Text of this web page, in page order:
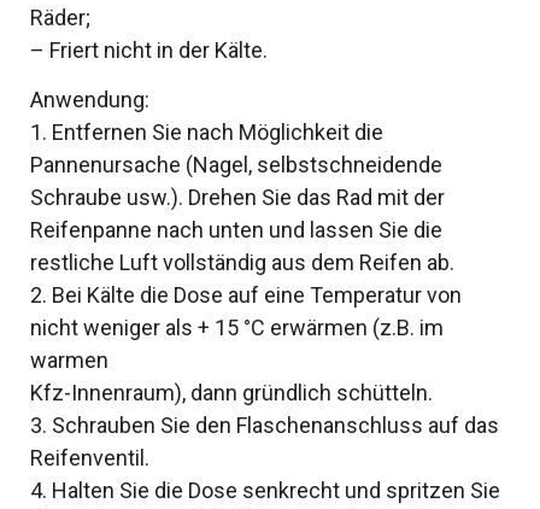
Räder;
– Friert nicht in der Kälte.
Anwendung:
1. Entfernen Sie nach Möglichkeit die
Pannenursache (Nagel, selbstschneidende
Schraube usw.). Drehen Sie das Rad mit der
Reifenpanne nach unten und lassen Sie die
restliche Luft vollständig aus dem Reifen ab.
2. Bei Kälte die Dose auf eine Temperatur von
nicht weniger als + 15 °C erwärmen (z.B. im
warmen
Kfz-Innenraum), dann gründlich schütteln.
3. Schrauben Sie den Flaschenanschluss auf das
Reifenventil.
4. Halten Sie die Dose senkrecht und spritzen Sie